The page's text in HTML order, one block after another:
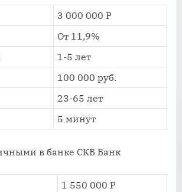
3 000 000 Р
От 11,9%
1-5 лет
100 000 руб.
23-65 лет
5 минут
1 550 000 Р